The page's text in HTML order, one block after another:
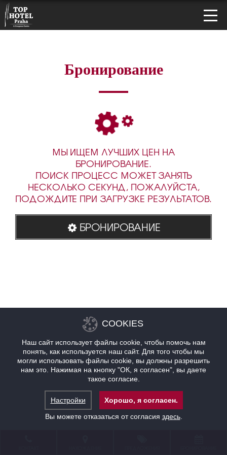
Бронирование
МЫ ИЩЕМ ЛУЧШИХ ЦЕН НА
БРОНИРОВАНИЕ.
ПОИСК ПРОЦЕСС МОЖЕТ ЗАНЯТЬ
НЕСКОЛЬКО СЕКУНД, ПОЖАЛУЙСТА,
ПОДОЖДИТЕ ПРИ ЗАГРУЗКЕ РЕЗУЛЬТАТОВ.
БРОНИРОВАНИЕ
COOKIES
Наш сайт использует файлы cookie, чтобы помочь нам
понять, как используется наш сайт. Для того чтобы мы
могли использовать файлы cookie, вы должны разрешить
нам это. Нажимая на кнопку "ОК, я согласен", вы даете
такое согласие.
Настройки
Хорошо, я согласен.
Вы можете отказаться от согласия здесь.